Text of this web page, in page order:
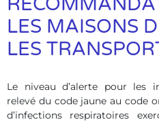
LES MAISONS
LES
Le niveau d’alerte pour les
relevé du code jaune au code
d’infections respiratoires